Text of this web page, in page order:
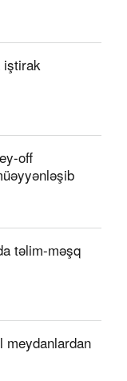
iştirak
off
təlim-məşq
meydanlardan